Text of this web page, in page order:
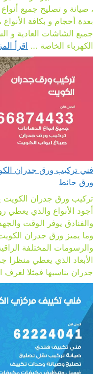
، صيانة و تصليح جميع
بعدة أحجام و بكافة
جميع الشاشات العادية و
الكهرباء الخاصة ... اقرأ
ورق حائط
تركيب ورق جدران
أجود الأنواع والذي يعطي
والفنادق يوفر الوقت
وما يميز ورق جدران الكويت
والرسومات المختلفة
الأبعاد الذي يعطي
جدران يناسبها فمثلا لغرف